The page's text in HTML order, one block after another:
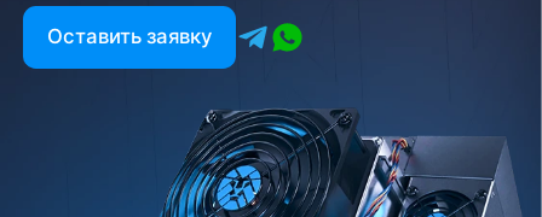
Оставить заявку